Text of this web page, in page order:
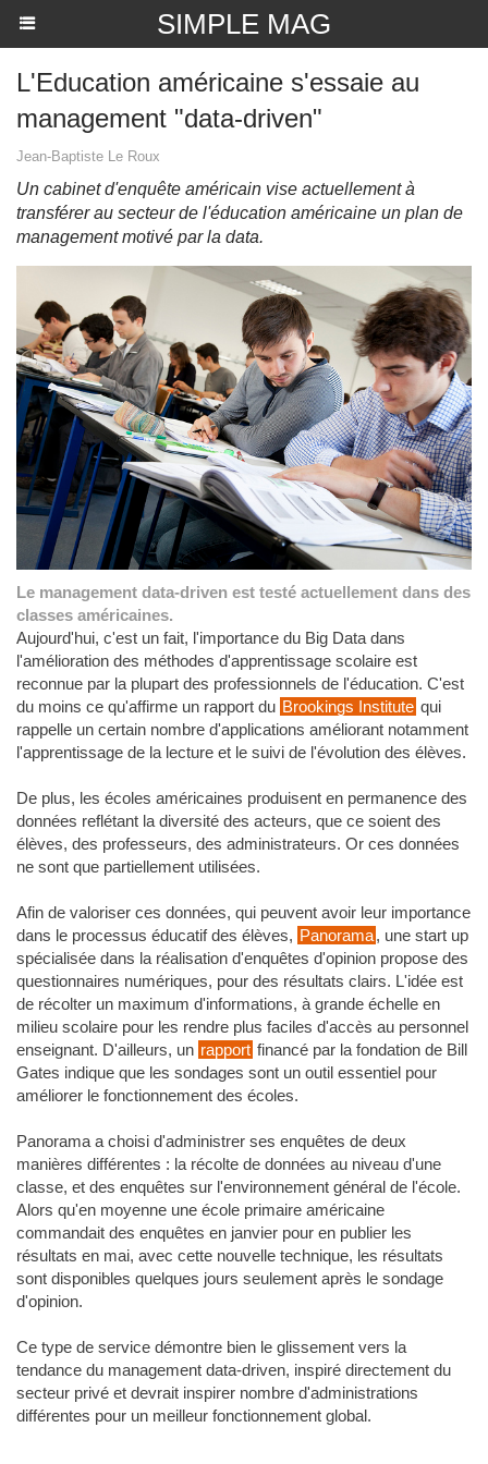
SIMPLE MAG
L'Education américaine s'essaie au
management "data-driven"
Jean-Baptiste Le Roux
Un cabinet d'enquête américain vise actuellement à
transférer au secteur de l'éducation américaine un plan de
management motivé par la data.
Le management data-driven est testé actuellement dans des
classes américaines.
Aujourd'hui, c'est un fait, l'importance du Big Data dans
l'amélioration des méthodes d'apprentissage scolaire est
reconnue par la plupart des professionnels de l'éducation. C'est
du moins ce qu'affirme un rapport du Brookings Institute qui
rappelle un certain nombre d'applications améliorant notamment
l'apprentissage de la lecture et le suivi de l'évolution des élèves.
De plus, les écoles américaines produisent en permanence des
données reflétant la diversité des acteurs, que ce soient des
élèves, des professeurs, des administrateurs. Or ces données
ne sont que partiellement utilisées.
Afin de valoriser ces données, qui peuvent avoir leur importance
dans le processus éducatif des élèves, Panorama, une start up
spécialisée dans la réalisation d'enquêtes d'opinion propose des
questionnaires numériques, pour des résultats clairs. L'idée est
de récolter un maximum d'informations, à grande échelle en
milieu scolaire pour les rendre plus faciles d'accès au personnel
enseignant. D'ailleurs, un rapport financé par la fondation de Bill
Gates indique que les sondages sont un outil essentiel pour
améliorer le fonctionnement des écoles.
Panorama a choisi d'administrer ses enquêtes de deux
manières différentes : la récolte de données au niveau d'une
classe, et des enquêtes sur l'environnement général de l'école.
Alors qu'en moyenne une école primaire américaine
commandait des enquêtes en janvier pour en publier les
résultats en mai, avec cette nouvelle technique, les résultats
sont disponibles quelques jours seulement après le sondage
d'opinion.
Ce type de service démontre bien le glissement vers la
tendance du management data-driven, inspiré directement du
secteur privé et devrait inspirer nombre d'administrations
différentes pour un meilleur fonctionnement global.